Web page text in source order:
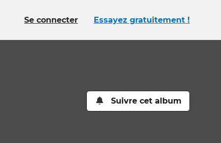
Se connecter Essayez gratuitement !
Suivre cet album